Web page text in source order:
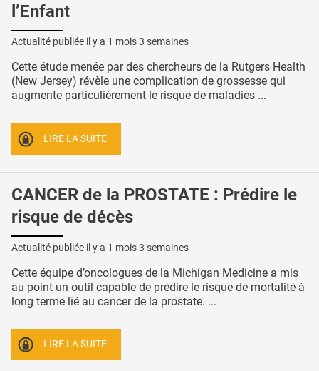
l’Enfant
Actualité publiée il y a 1 mois 3 semaines
Cette étude menée par des chercheurs de la Rutgers Health
(New Jersey) révèle une complication de grossesse qui
augmente particulièrement le risque de maladies ...
LIRE LA SUITE
CANCER de la PROSTATE : Prédire le
risque de décès
Actualité publiée il y a 1 mois 3 semaines
Cette équipe d’oncologues de la Michigan Medicine a mis
au point un outil capable de prédire le risque de mortalité à
long terme lié au cancer de la prostate. ...
LIRE LA SUITE